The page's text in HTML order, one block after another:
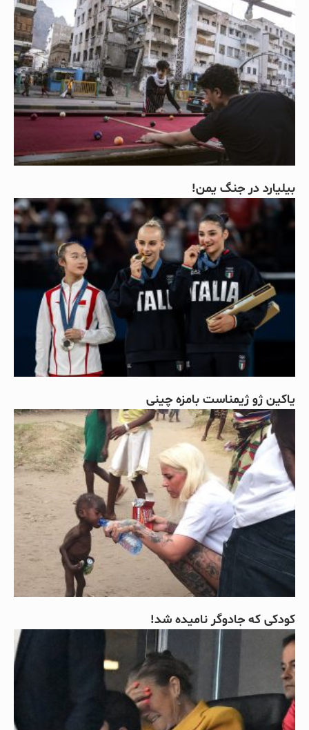
بیلیارد در جنگ یمن!
یاکین ژو ژیمناست بامزه چینی
کودکی که جادوگر نامیده شد!